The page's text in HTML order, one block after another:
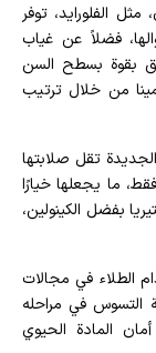
الفلورايد، توفر
فضلاً عن غياب
بقوة بسطح السن
للمينا من خلال ترتيب
تقل صلابتها
بنسبة تتراوح بين 10 إلى 20% فقط، ما يجعلها خيارًا
بفضل الكينولين،
الطلاء في مجالات
التسوس في مراحله
المادة الحيوي